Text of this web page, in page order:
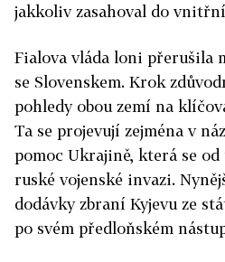
jakkoliv zasahoval do
Fialova vláda loni přerušila
se Slovenskem. Krok
pohledy obou zemí na
Ta se projevují zejména v
pomoc Ukrajině, která se
ruské vojenské invazi.
dodávky zbraní Kyjevu ze
po svém předloňském